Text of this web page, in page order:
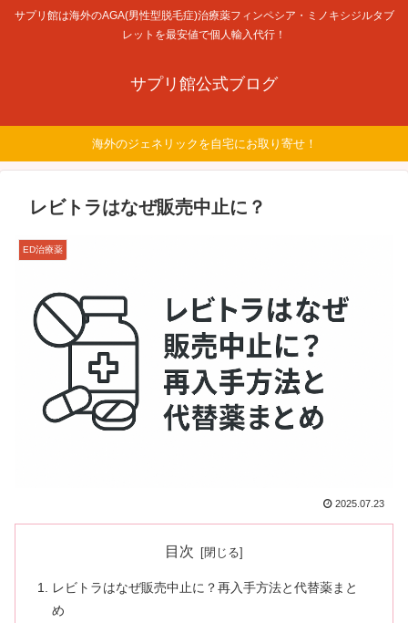
サプリ館は海外のAGA(男性型脱毛症)治療薬フィンペシア・ミノキシジルタブ
レットを最安値で個人輸入代行！
サプリ館公式ブログ
海外のジェネリックを自宅にお取り寄せ！
レビトラはなぜ販売中止に？
ED治療薬
2025.07.23
目次
レビトラはなぜ販売中止に？再入手方法と代替薬まと
め